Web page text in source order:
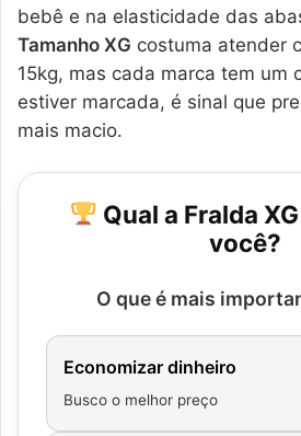
bebê e na elasticidade das
Tamanho XG costuma atender
15kg, mas cada marca tem um
estiver marcada, é sinal que
mais macio.
Qual a Fralda
você?
O que é mais
Economizar dinheiro
Busco o melhor preço